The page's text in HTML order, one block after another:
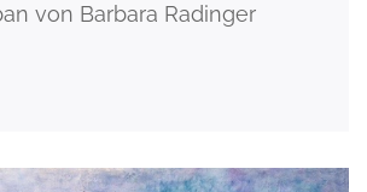
von Barbara Radinger